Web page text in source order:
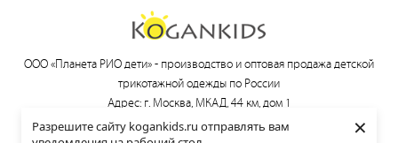
Разрешите сайту kogankids.ru отправлять вам
×
ООО «Планета РИО дети» - производство и оптовая продажа детской
трикотажной одежды по России
Адрес: г. Москва, МКАД, 44 км, дом 1
Тел.:+7 (495) 660-21-30, e-mail:love@kogankids.ru